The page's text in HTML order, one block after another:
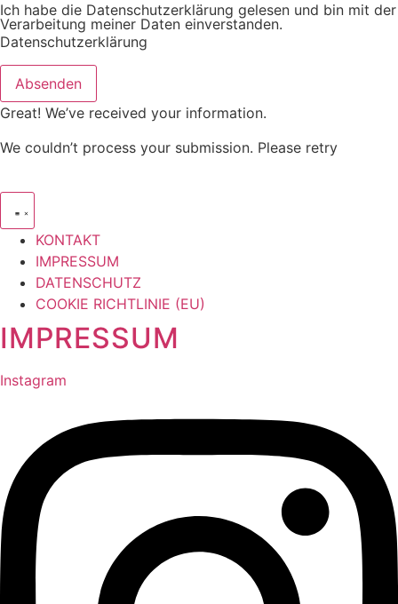
Ich habe die Datenschutzerklärung gelesen und bin mit der
Verarbeitung meiner Daten einverstanden.
Datenschutzerklärung
Absenden
Great! We’ve received your information.
We couldn’t process your submission. Please retry
KONTAKT
IMPRESSUM
DATENSCHUTZ
COOKIE RICHTLINIE (EU)
IMPRESSUM
Instagram